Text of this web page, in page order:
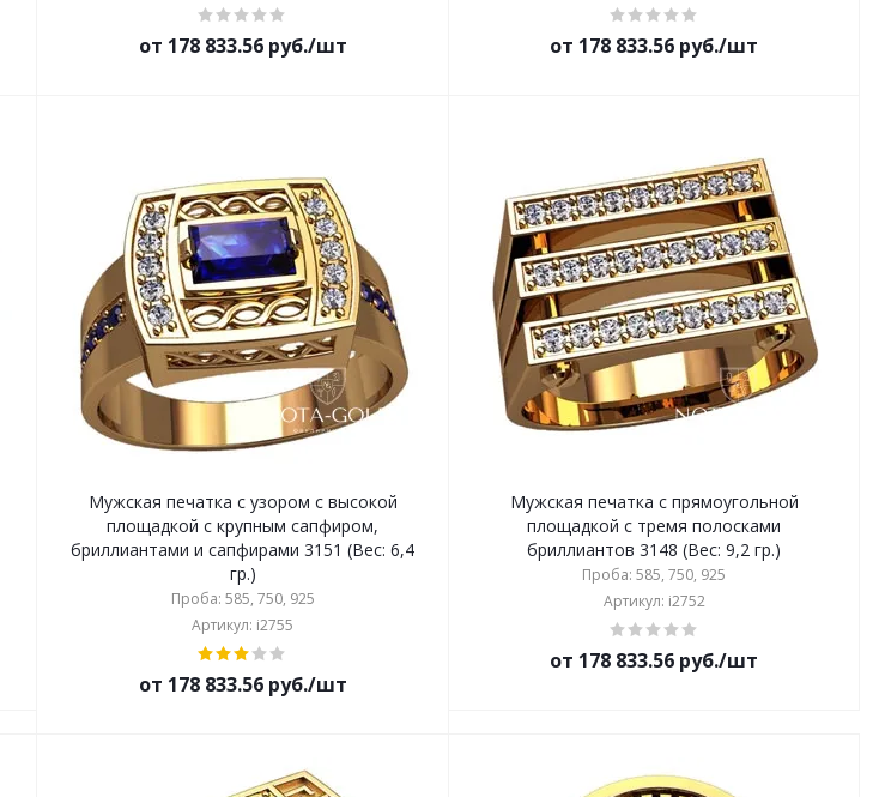
от 178 833.56 руб./шт от 178 833.56 руб./шт
Мужская печатка с узором с высокой
площадкой с крупным сапфиром,
бриллиантами и сапфирами 3151 (Вес: 6,4
гр.)
Проба: 585, 750, 925
Артикул: i2755
от 178 833.56 руб./шт
Мужская печатка с прямоугольной
площадкой с тремя полосками
бриллиантов 3148 (Вес: 9,2 гр.)
Проба: 585, 750, 925
Артикул: i2752
от 178 833.56 руб./шт